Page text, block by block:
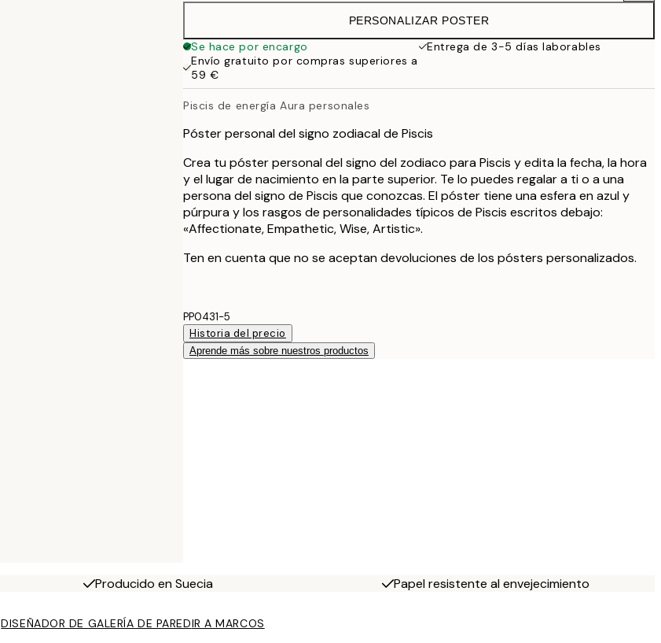
31,95 €
50x70 cm
PERSONALIZAR POSTER
Se hace por encargo
Entrega de 3-5 días laborables
Envío gratuito por compras superiores a
59 €
Piscis de energía Aura personales
Póster personal del signo zodiacal de Piscis
Crea tu póster personal del signo del zodiaco para Piscis y edita la fecha, la hora
y el lugar de nacimiento en la parte superior. Te lo puedes regalar a ti o a una
persona del signo de Piscis que conozcas. El póster tiene una esfera en azul y
púrpura y los rasgos de personalidades típicos de Piscis escritos debajo:
«Affectionate, Empathetic, Wise, Artistic».
Ten en cuenta que no se aceptan devoluciones de los pósters personalizados.
PP0431-5
Historia del precio
Aprende más sobre nuestros productos
Producido en Suecia Papel resistente al envejecimiento
DISEÑADOR DE GALERÍA DE PAREDIR A MARCOS